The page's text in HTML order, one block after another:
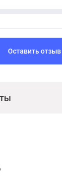
Оставить отзыв